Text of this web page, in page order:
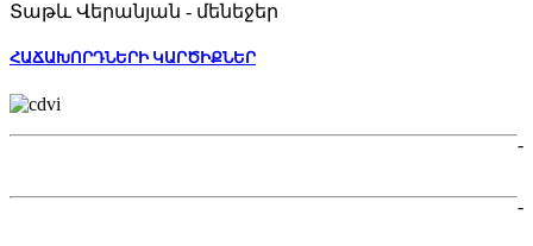
Տաթև Վերանյան - մենեջեր
ՀԱՃԱԽՈՐԴՆԵՐԻ ԿԱՐԾԻՔՆԵՐ
-
-